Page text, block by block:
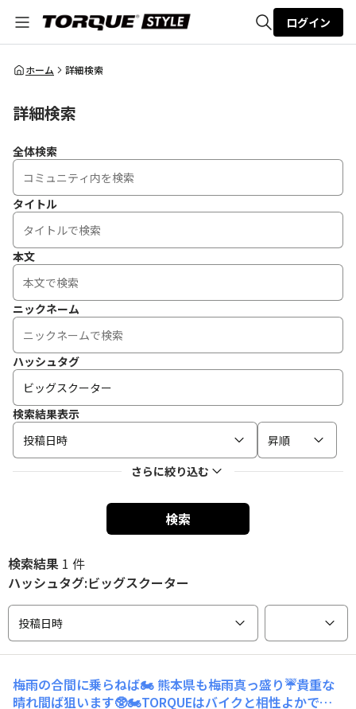
全体検索
ログイン
ホーム 詳細検索
詳細検索
全体検索
タイトル
本文
ニックネーム
ハッシュタグ
検索結果表示
投稿日時
昇順
さらに絞り込む
検索
検索結果 1 件
ハッシュタグ:ビッグスクーター
投稿日時
梅雨の合間に乗らねば🏍️ 熊本県も梅雨真っ盛り☔貴重な
晴れ間ば狙います🥸🏍️TORQUEはバイクと相性よかです